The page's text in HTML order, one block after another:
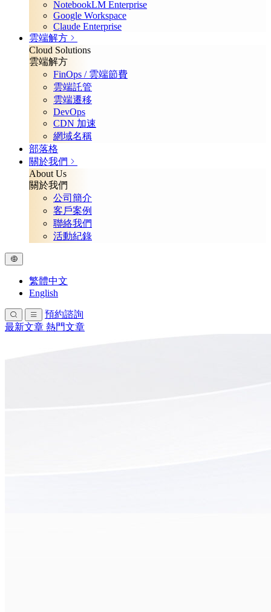
NotebookLM Enterprise
Google Workspace
Claude Enterprise
雲端解方
Cloud Solutions
雲端解方
FinOps / 雲端節費
雲端託管
雲端遷移
DevOps
CDN 加速
網域名稱
部落格
關於我們
About Us
關於我們
公司簡介
客戶案例
聯絡我們
活動紀錄
繁體中文
English
預約諮詢
最新文章 熱門文章